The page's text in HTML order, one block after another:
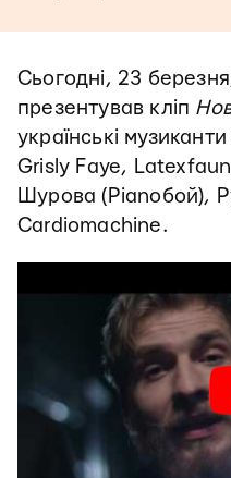
Сьогодні, 23
презентував кліп
українські
Grisly Faye,
Шурова (Pianoбой),
Cardiomachine.